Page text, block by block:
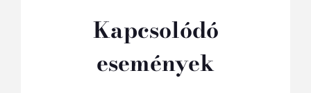
Kapcsolódó
események